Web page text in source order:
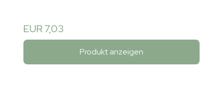
EUR 7,03
Produkt anzeigen